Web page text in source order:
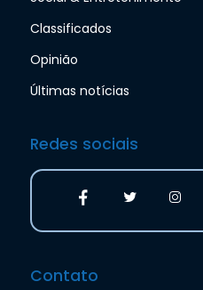
Classificados
Opinião
Últimas notícias
Redes sociais
Contato